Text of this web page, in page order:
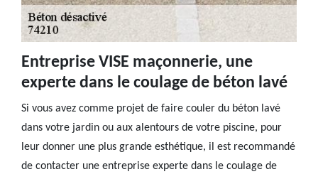
Entreprise VISE maçonnerie, une
experte dans le coulage de béton lavé
Si vous avez comme projet de faire couler du béton lavé
dans votre jardin ou aux alentours de votre piscine, pour
leur donner une plus grande esthétique, il est recommandé
de contacter une entreprise experte dans le coulage de